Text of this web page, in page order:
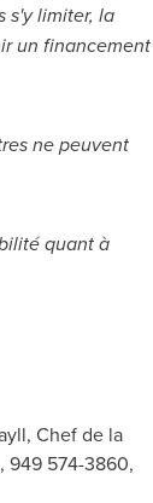
s'y limiter, la
un financement
ne peuvent
quant à
Chef de la
949 574-3860,